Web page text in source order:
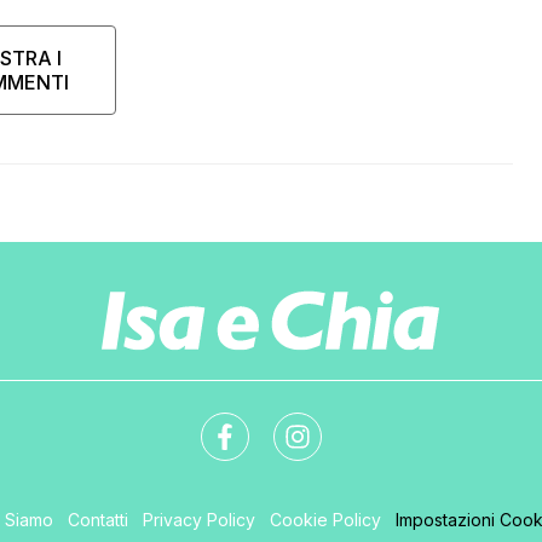
I
Siamo Contatti Privacy Policy Cookie Policy Impostazioni